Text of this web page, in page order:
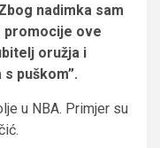
nadimka sam
promocije ove
oružja i
puškom”.
u NBA. Primjer su